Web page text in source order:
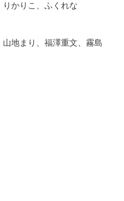
りかりこ、ふくれな
地まり、福澤重文、霧島